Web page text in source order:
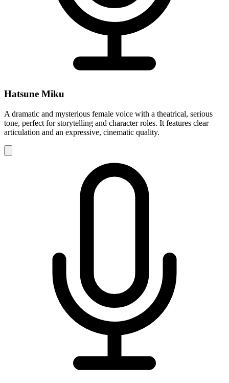
Hatsune Miku
A dramatic and mysterious female voice with a theatrical, serious
tone, perfect for storytelling and character roles. It features clear
articulation and an expressive, cinematic quality.